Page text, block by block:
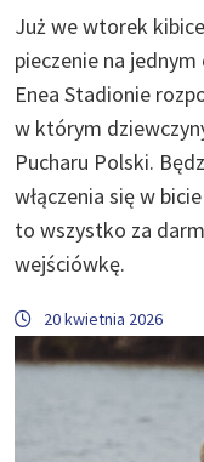
Już we wtorek
pieczenie na
Enea Stadionie
w którym
Pucharu Polski.
włączenia się w
to wszystko za
wejściówkę.
20 kwietnia 2026